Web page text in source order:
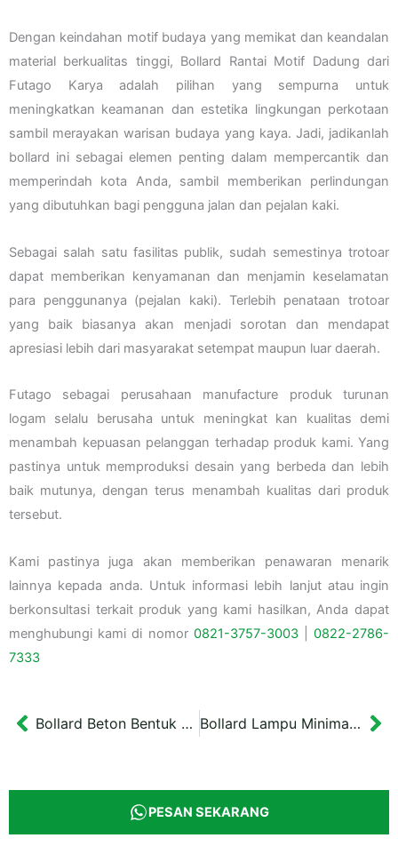
Dengan keindahan motif budaya yang memikat dan keandalan
material berkualitas tinggi, Bollard Rantai Motif Dadung dari
Futago Karya adalah pilihan yang sempurna untuk
meningkatkan keamanan dan estetika lingkungan perkotaan
sambil merayakan warisan budaya yang kaya. Jadi, jadikanlah
bollard ini sebagai elemen penting dalam mempercantik dan
memperindah kota Anda, sambil memberikan perlindungan
yang dibutuhkan bagi pengguna jalan dan pejalan kaki.
Sebagai salah satu fasilitas publik, sudah semestinya trotoar
dapat memberikan kenyamanan dan menjamin keselamatan
para penggunanya (pejalan kaki). Terlebih penataan trotoar
yang baik biasanya akan menjadi sorotan dan mendapat
apresiasi lebih dari masyarakat setempat maupun luar daerah.
Futago sebagai perusahaan manufacture produk turunan
logam selalu berusaha untuk meningkat kan kualitas demi
menambah kepuasan pelanggan terhadap produk kami. Yang
pastinya untuk memproduksi desain yang berbeda dan lebih
baik mutunya, dengan terus menambah kualitas dari produk
tersebut.
Kami pastinya juga akan memberikan penawaran menarik
lainnya kepada anda. Untuk informasi lebih lanjut atau ingin
berkonsultasi terkait produk yang kami hasilkan, Anda dapat
menghubungi kami di nomor 0821-3757-3003|0822-2786-
7333
Prev Bollard Beton Bentuk Limas Tegal Bollard Lampu Minimalis Batam
PESAN SEKARANG